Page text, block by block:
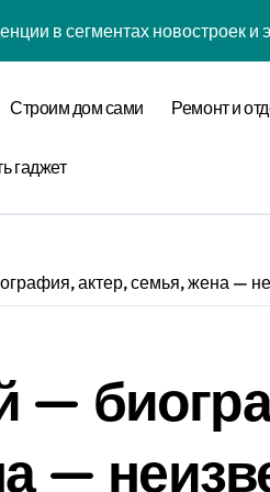
в сегментах новостроек и
улице 24
металлопроката
бизнес-класса у метро
для современного
и сервисных станций на
Строим дом сами Ремонт и
гаджет
актер, семья, жена —
—
—